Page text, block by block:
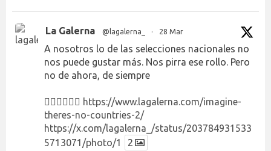
La Galerna @lagalerna_ · 28 Mar
A nosotros lo de las selecciones nacionales no
nos puede gustar más. Nos pirra ese rollo. Pero
no de ahora, de siempre
👉🏻👉🏻👉🏻 https://www.lagalerna.com/imagine-
theres-no-countries-2/
https://x.com/lagalerna_/status/203784931533
5713071/photo/1
2